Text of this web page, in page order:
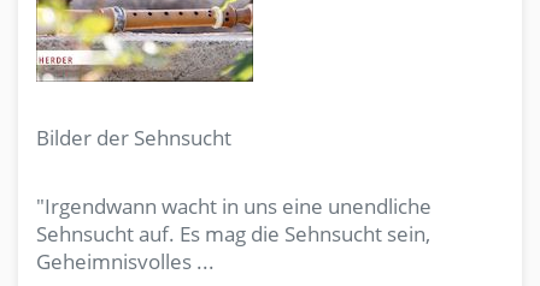
Bilder der Sehnsucht
"Irgendwann wacht in uns eine unendliche
Sehnsucht auf. Es mag die Sehnsucht sein,
Geheimnisvolles ...